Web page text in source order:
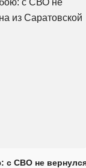
с СВО не